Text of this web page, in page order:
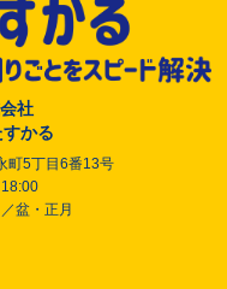
社
かる
町5丁目6番13号
盆・正月